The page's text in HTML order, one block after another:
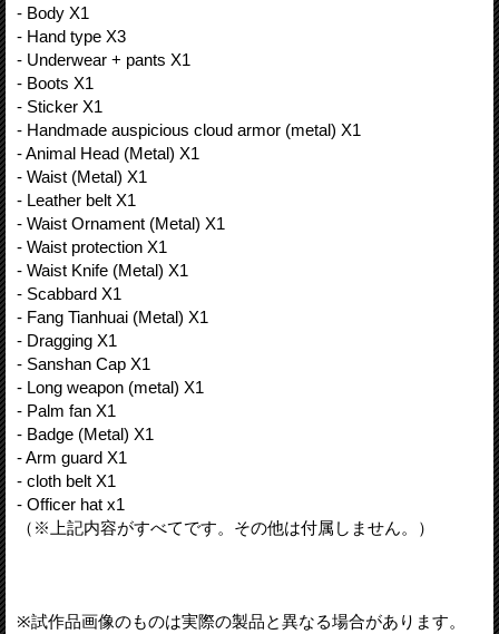
- Body X1
- Hand type X3
- Underwear + pants X1
- Boots X1
- Sticker X1
- Handmade auspicious cloud armor (metal) X1
- Animal Head (Metal) X1
- Waist (Metal) X1
- Leather belt X1
- Waist Ornament (Metal) X1
- Waist protection X1
- Waist Knife (Metal) X1
- Scabbard X1
- Fang Tianhuai (Metal) X1
- Dragging X1
- Sanshan Cap X1
- Long weapon (metal) X1
- Palm fan X1
- Badge (Metal) X1
- Arm guard X1
- cloth belt X1
- Officer hat x1
（※上記内容がすべてです。その他は付属しません。）
※試作品画像のものは実際の製品と異なる場合があります。